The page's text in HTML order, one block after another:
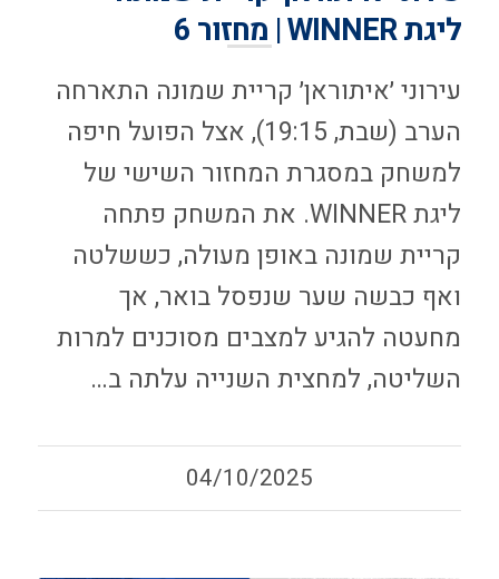
ליגת WINNER | מחזור 6
עירוני ׳איתוראן׳ קריית שמונה התארחה
הערב (שבת, 19:15), אצל הפועל חיפה
למשחק במסגרת המחזור השישי של
ליגת WINNER. את המשחק פתחה
קריית שמונה באופן מעולה, כששלטה
ואף כבשה שער שנפסל בואר, אך
מחעטה להגיע למצבים מסוכנים למרות
השליטה, למחצית השנייה עלתה ב…
04/10/2025